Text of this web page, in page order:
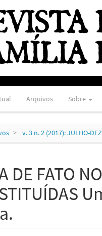
Arquivos Sobre
v. 3 n. 2 (2017): JULHO-
DE FATO